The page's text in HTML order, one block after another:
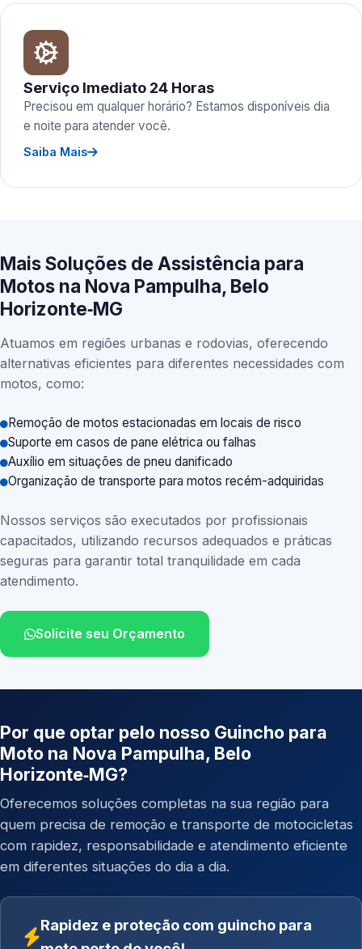
Serviço Imediato 24 Horas
Precisou em qualquer horário? Estamos disponíveis dia
e noite para atender você.
Saiba Mais
Mais Soluções de Assistência para
Motos na Nova Pampulha, Belo
Horizonte‑MG
Atuamos em regiões urbanas e rodovias, oferecendo
alternativas eficientes para diferentes necessidades com
motos, como:
Remoção de motos estacionadas em locais de risco
Suporte em casos de pane elétrica ou falhas
Auxílio em situações de pneu danificado
Organização de transporte para motos recém-adquiridas
Nossos serviços são executados por profissionais
capacitados, utilizando recursos adequados e práticas
seguras para garantir total tranquilidade em cada
atendimento.
Solicite seu Orçamento
Por que optar pelo nosso Guincho para
Moto na Nova Pampulha, Belo
Horizonte‑MG?
Oferecemos soluções completas na sua região para
quem precisa de remoção e transporte de motocicletas
com rapidez, responsabilidade e atendimento eficiente
em diferentes situações do dia a dia.
Rapidez e proteção com guincho para